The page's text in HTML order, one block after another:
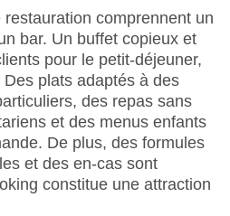
1908
: 2014
: 1
: 1
sur demande : payant
comprennent un
bar. Un buffet copieux et
pour le petit-déjeuner,
plats adaptés à des
des repas sans
et des menus enfants
De plus, des formules
et des en-cas sont
constitue une attraction